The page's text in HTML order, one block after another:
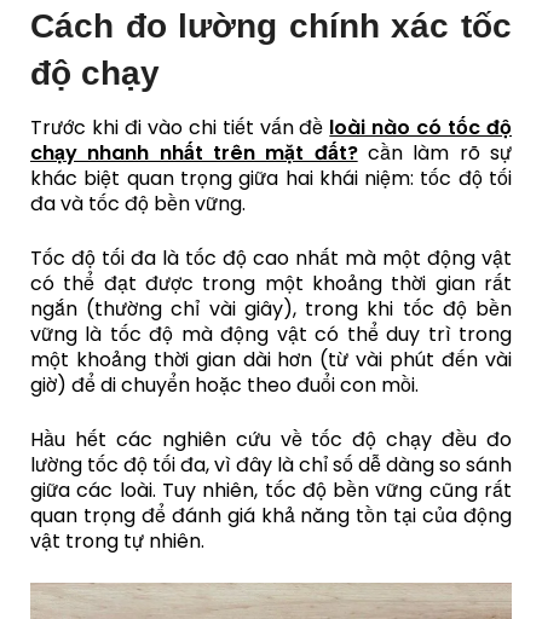
Cách đo lường chính xác tốc
độ chạy
Trước khi đi vào chi tiết vấn đề loài nào có tốc độ
chạy nhanh nhất trên mặt đất? cần làm rõ sự
khác biệt quan trọng giữa hai khái niệm: tốc độ tối
đa và tốc độ bền vững.
Tốc độ tối đa là tốc độ cao nhất mà một động vật
có thể đạt được trong một khoảng thời gian rất
ngắn (thường chỉ vài giây), trong khi tốc độ bền
vững là tốc độ mà động vật có thể duy trì trong
một khoảng thời gian dài hơn (từ vài phút đến vài
giờ) để di chuyển hoặc theo đuổi con mồi.
Hầu hết các nghiên cứu về tốc độ chạy đều đo
lường tốc độ tối đa, vì đây là chỉ số dễ dàng so sánh
giữa các loài. Tuy nhiên, tốc độ bền vững cũng rất
quan trọng để đánh giá khả năng tồn tại của động
vật trong tự nhiên.